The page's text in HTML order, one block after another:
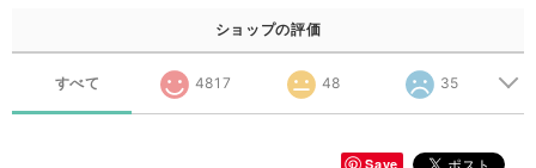
ショップの評価
すべて 4817 48 35
Save